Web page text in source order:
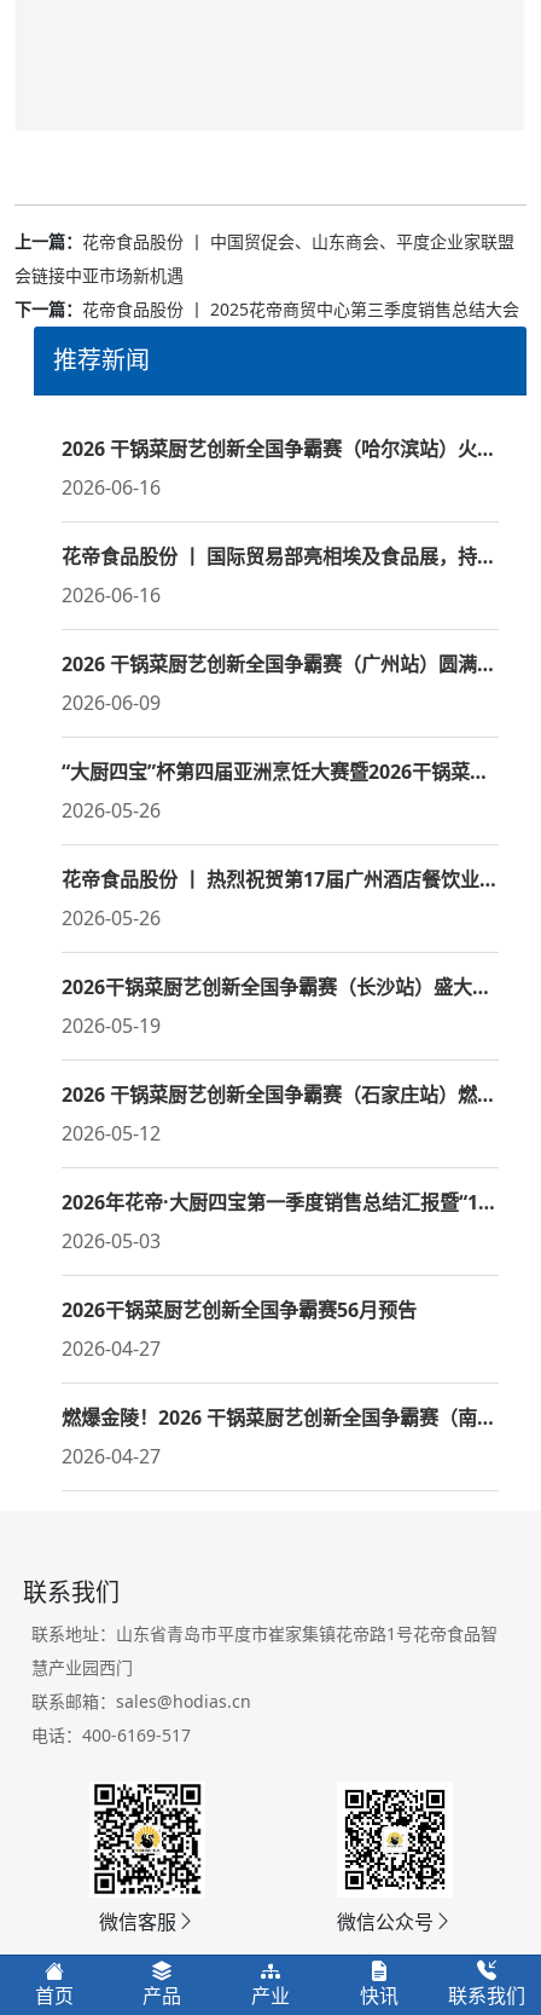
上一篇： 花帝食品股份 丨 中国贸促会、山东商会、平度企业家联盟
会链接中亚市场新机遇
下一篇： 花帝食品股份 丨 2025花帝商贸中心第三季度销售总结大会
推荐新闻
2026 干锅菜厨艺创新全国争霸赛（哈尔滨站）火热开赛
2026-06-16
花帝食品股份 丨 国际贸易部亮相埃及食品展，持续深耕国际市场
2026-06-16
2026 干锅菜厨艺创新全国争霸赛（广州站）圆满收官
2026-06-09
“大厨四宝”杯第四届亚洲烹饪大赛暨2026干锅菜创新风味邀请赛
2026-05-26
花帝食品股份 丨 热烈祝贺第17届广州酒店餐饮业博览会暨广州国际餐饮食材展盛大开幕
2026-05-26
2026干锅菜厨艺创新全国争霸赛（长沙站）盛大启幕
2026-05-19
2026 干锅菜厨艺创新全国争霸赛（石家庄站）燃情开赛
2026-05-12
2026年花帝·大厨四宝第一季度销售总结汇报暨“1311”品类占位战略阶段性总结大会
2026-05-03
2026干锅菜厨艺创新全国争霸赛56月预告
2026-04-27
燃爆金陵！2026 干锅菜厨艺创新全国争霸赛（南京站）全程回顾
2026-04-27
联系我们
联系地址：山东省青岛市平度市崔家集镇花帝路1号花帝食品智
慧产业园西门
联系邮箱：sales@hodias.cn
电话：400-6169-517
微信客服 微信公众号
首页 产品 产业 快讯 联系我们